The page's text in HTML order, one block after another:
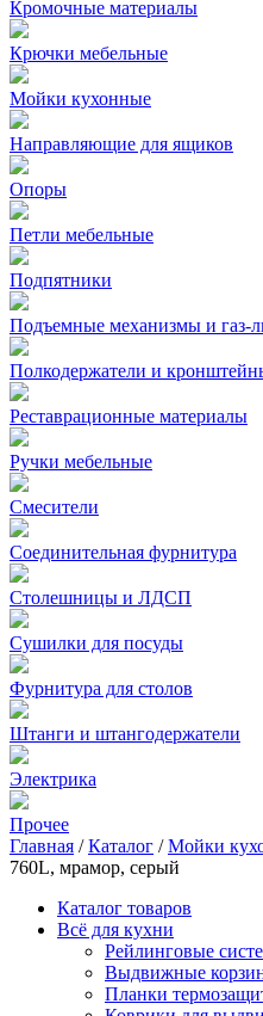
Кромочные материалы
Крючки мебельные
Мойки кухонные
Направляющие для ящиков
Опоры
Петли мебельные
Подпятники
Подъемные механизмы и газ-
Полкодержатели и
Реставрационные материалы
Ручки мебельные
Смесители
Соединительная фурнитура
Столешницы и ЛДСП
Сушилки для посуды
Фурнитура для столов
Штанги и штангодержатели
Электрика
Прочее
Главная /Каталог /Мойки
760L, мрамор, серый
Каталог товаров
Всё для кухни
Рейлинговые
Выдвижные
Планки